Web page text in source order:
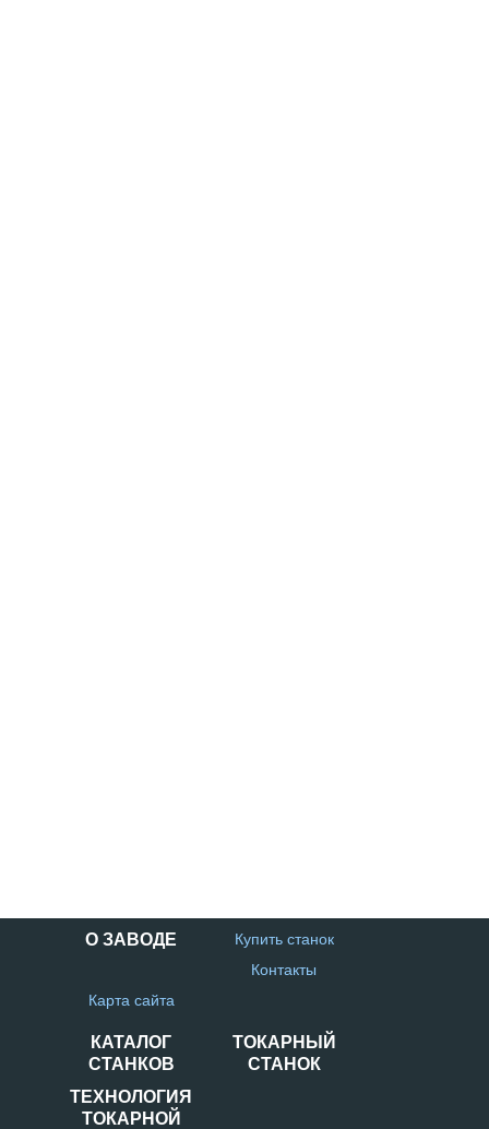
О ЗАВОДЕ
Купить станок
Контакты
Карта сайта
КАТАЛОГ
СТАНКОВ
ТОКАРНЫЙ
СТАНОК
ТЕХНОЛОГИЯ
ТОКАРНОЙ